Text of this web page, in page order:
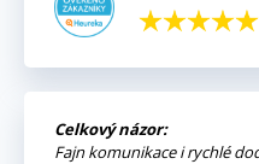
Celkový názor:
Fajn komunikace i rychlé